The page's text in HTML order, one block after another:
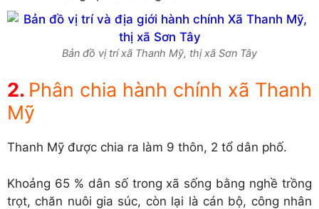
Bản đồ vị trí xã Thanh Mỹ, thị xã Sơn Tây
Phân chia hành chính xã Thanh
Mỹ
Thanh Mỹ được chia ra làm 9 thôn, 2 tổ dân phố.
Khoảng 65 % dân số trong xã sống bằng nghề trồng
trọt, chăn nuôi gia súc, còn lại là cán bộ, công nhân